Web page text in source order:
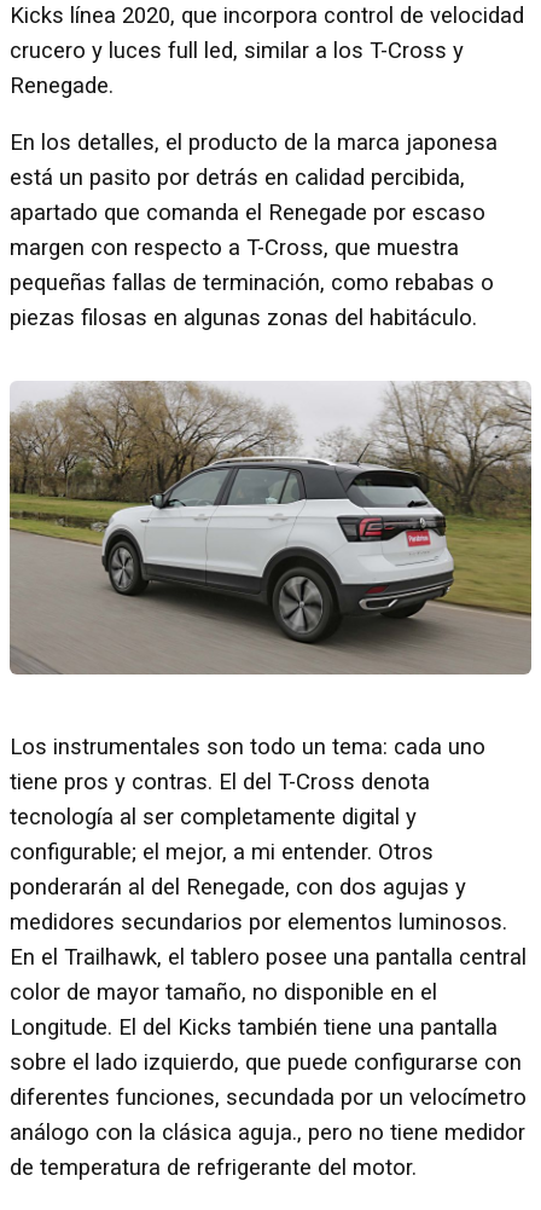
Kicks línea 2020, que incorpora control de velocidad
crucero y luces full led, similar a los T-Cross y
Renegade.
En los detalles, el producto de la marca japonesa
está un pasito por detrás en calidad percibida,
apartado que comanda el Renegade por escaso
margen con respecto a T-Cross, que muestra
pequeñas fallas de terminación, como rebabas o
piezas filosas en algunas zonas del habitáculo.
Los instrumentales son todo un tema: cada uno
tiene pros y contras. El del T-Cross denota
tecnología al ser completamente digital y
configurable; el mejor, a mi entender. Otros
ponderarán al del Renegade, con dos agujas y
medidores secundarios por elementos luminosos.
En el Trailhawk, el tablero posee una pantalla central
color de mayor tamaño, no disponible en el
Longitude. El del Kicks también tiene una pantalla
sobre el lado izquierdo, que puede configurarse con
diferentes funciones, secundada por un velocímetro
análogo con la clásica aguja., pero no tiene medidor
de temperatura de refrigerante del motor.